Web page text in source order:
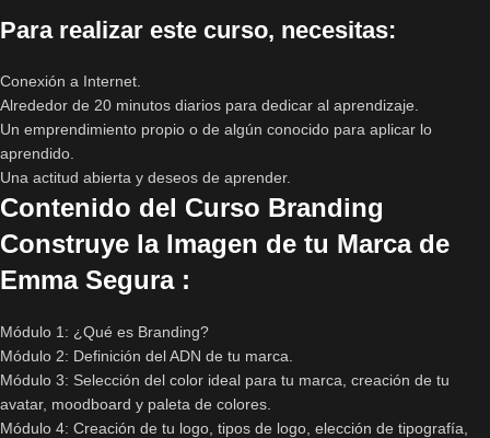
Para realizar este curso, necesitas:
Conexión a Internet.
Alrededor de 20 minutos diarios para dedicar al aprendizaje.
Un emprendimiento propio o de algún conocido para aplicar lo
aprendido.
Una actitud abierta y deseos de aprender.
Contenido del Curso Branding
Construye la Imagen de tu Marca de
Emma Segura :
Módulo 1: ¿Qué es Branding?
Módulo 2: Definición del ADN de tu marca.
Módulo 3: Selección del color ideal para tu marca, creación de tu
avatar, moodboard y paleta de colores.
Módulo 4: Creación de tu logo, tipos de logo, elección de tipografía,